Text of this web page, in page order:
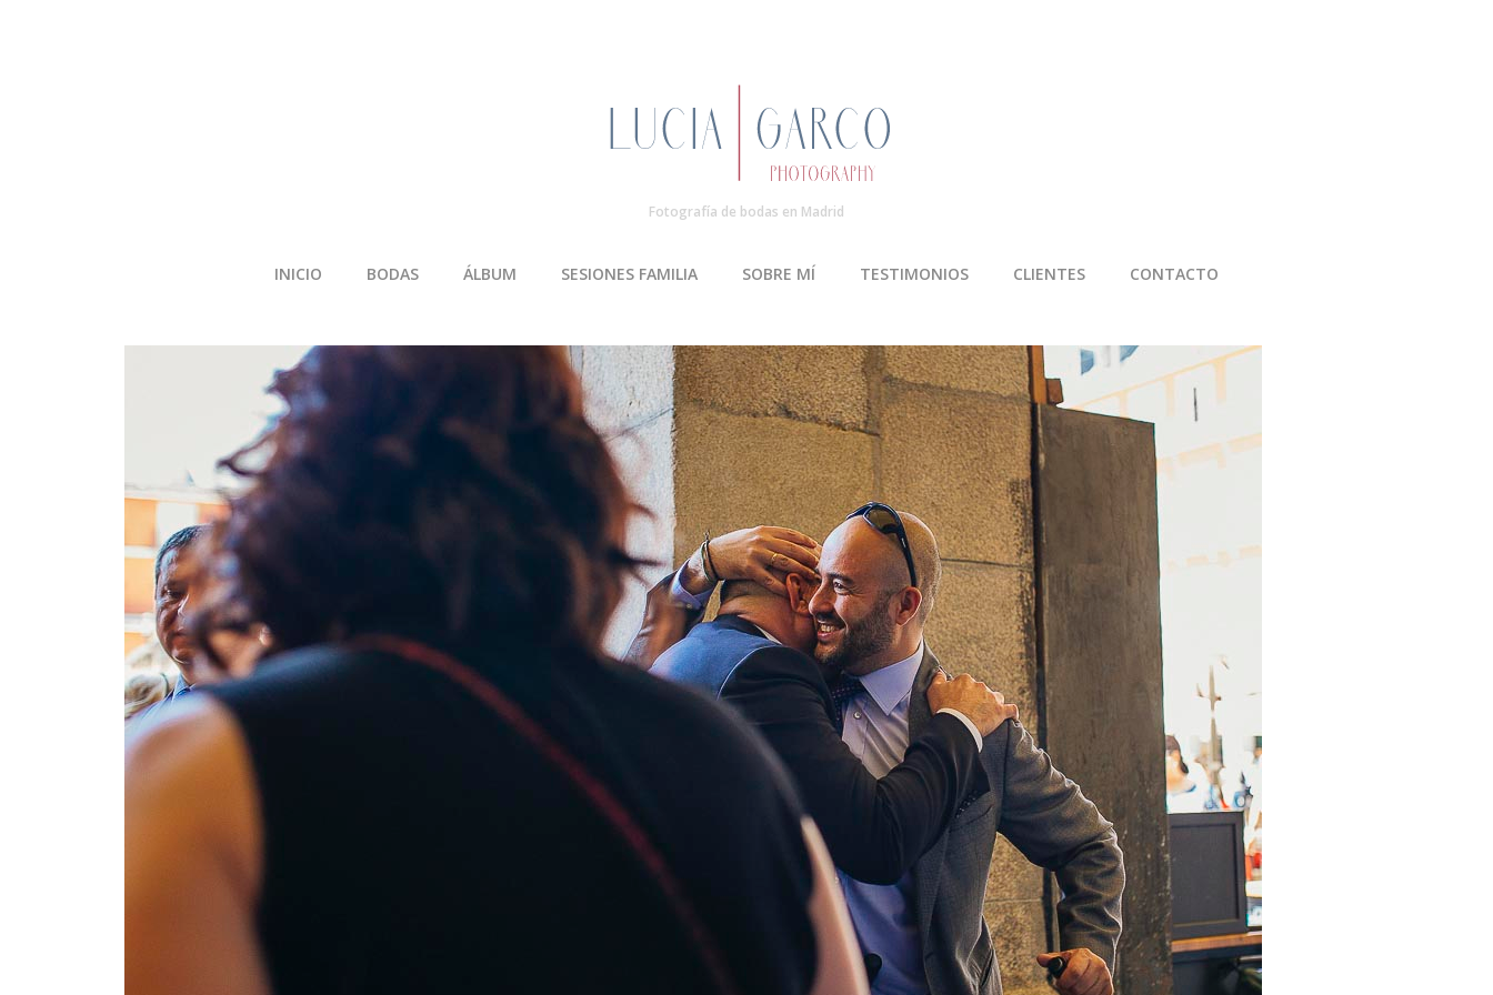
Fotografía de bodas en Madrid
INICIO BODAS ÁLBUM SESIONES FAMILIA SOBRE MÍ TESTIMONIOS CLIENTES CONTACTO